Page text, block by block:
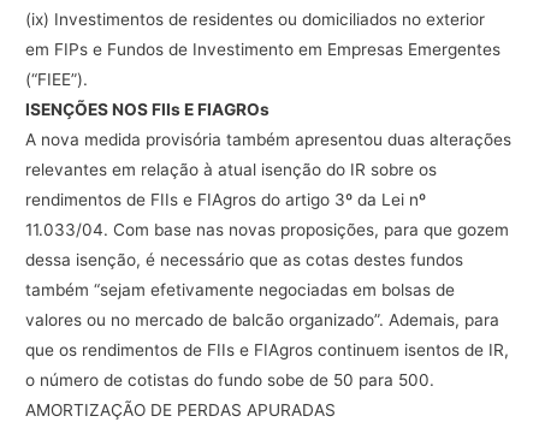
(ix) Investimentos de residentes ou domiciliados no exterior
em FIPs e Fundos de Investimento em Empresas Emergentes
(“FIEE”).
ISENÇÕESNOSFIIsEFIAGROs
A nova medida provisória também apresentou duas alterações
relevantes em relação à atual isenção do IR sobre os
rendimentos de FIIs e FIAgros do artigo 3º da Lei nº
11.033/04. Com base nas novas proposições, para que gozem
dessa isenção, é necessário que as cotas destes fundos
também “sejam efetivamente negociadas em bolsas de
valores ou no mercado de balcão organizado”. Ademais, para
que os rendimentos de FIIs e FIAgros continuem isentos de IR,
o número de cotistas do fundo sobe de 50 para 500.
AMORTIZAÇÃO DE PERDAS APURADAS